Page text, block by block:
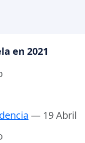
en 2021
— 19 Abril